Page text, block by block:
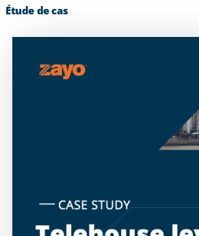
Étude de cas